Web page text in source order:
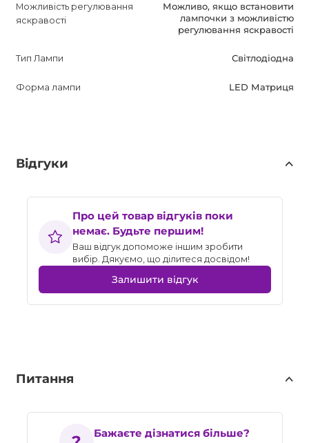
Можливість регулювання
яскравості
Можливо, якщо встановити
лампочки з можливістю
регулювання яскравості
Тип Лампи Світлодіодна
Форма лампи LED Матриця
Відгуки
Про цей товар відгуків поки
немає. Будьте першим!
Ваш відгук допоможе іншим зробити
вибір. Дякуємо, що ділитеся досвідом!
Залишити відгук
Питання
Бажаєте дізнатися більше?